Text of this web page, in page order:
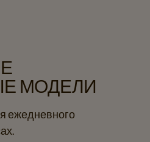
МОДЕЛИ
ежедневного